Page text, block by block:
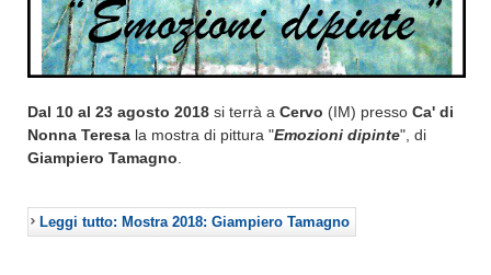
Dal 10 al 23 agosto 2018 si terrà a Cervo (IM) presso Ca' di
Nonna Teresa la mostra di pittura "Emozioni dipinte", di
Giampiero Tamagno
Leggi tutto: Mostra 2018: Giampiero Tamagno